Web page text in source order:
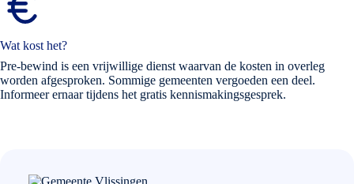
Wat kost het?
Pre-bewind is een vrijwillige dienst waarvan de kosten in overleg
worden afgesproken. Sommige gemeenten vergoeden een deel.
Informeer ernaar tijdens het gratis kennismakingsgesprek.